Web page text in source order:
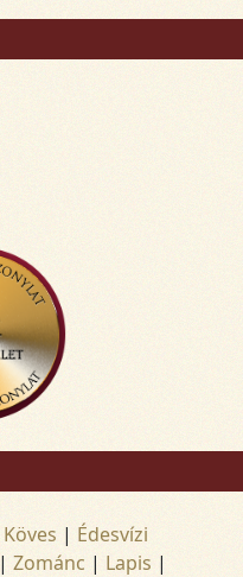
Köves | Édesvízi
| Zománc | Lapis |